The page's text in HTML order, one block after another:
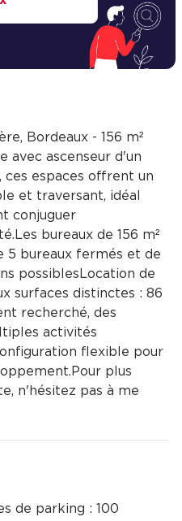
Bordeaux - 156 m²
avec ascenseur d'un
espaces offrent un
et traversant, idéal
conjuguer
bureaux de 156 m²
5 bureaux fermés et de
possiblesLocation de
surfaces distinctes : 86
recherché, des
activités
flexible pour
plus
n'hésitez pas à me
de parking : 100 